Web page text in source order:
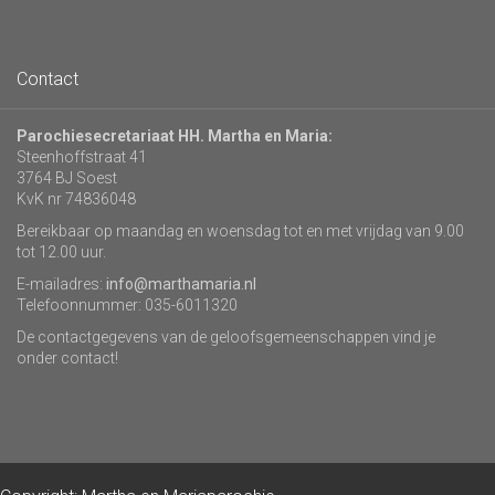
Contact
Parochiesecretariaat HH. Martha en Maria:
Steenhoffstraat 41
3764 BJ Soest
KvK nr 74836048
Bereikbaar op maandag en woensdag tot en met vrijdag van 9.00
tot 12.00 uur.
E-mailadres: info@marthamaria.nl
Telefoonnummer: 035-6011320
De contactgegevens van de geloofsgemeenschappen vind je
onder contact!